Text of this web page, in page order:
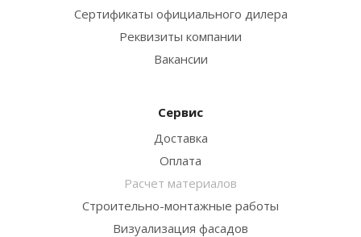
Сертификаты официального дилера
Реквизиты компании
Вакансии
Сервис
Доставка
Оплата
Расчет материалов
Строительно-монтажные работы
Визуализация фасадов